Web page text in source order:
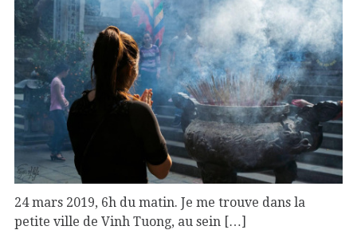
24 mars 2019, 6h du matin. Je me trouve dans la
petite ville de Vinh Tuong, au sein […]